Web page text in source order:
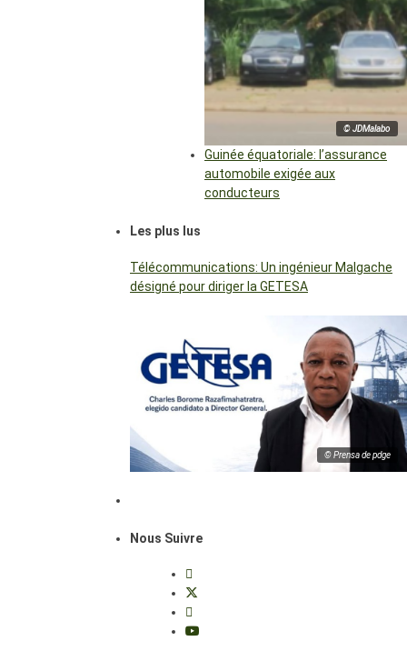
© JDMalabo
Guinée équatoriale: l’assurance
automobile exigée aux
conducteurs
Les plus lus
Télécommunications: Un ingénieur Malgache
désigné pour diriger la GETESA
© Prensa de pdge
Nous Suivre